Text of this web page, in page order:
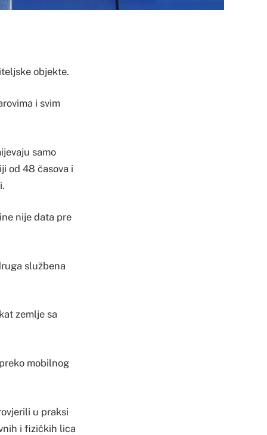
objekte.
i svim
samo
od 48 časova i
nije data pre
službena
zemlje sa
mobilnog
u praksi
i fizičkih lica